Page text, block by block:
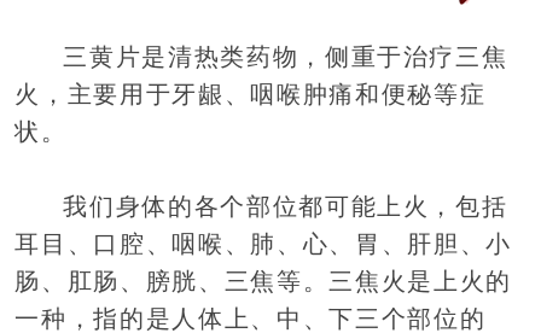
三黄片是清热类药物，侧重于治疗三焦
火，主要用于牙龈、咽喉肿痛和便秘等症
状。
我们身体的各个部位都可能上火，包括
耳目、口腔、咽喉、肺、心、胃、肝胆、小
肠、肛肠、膀胱、三焦等。三焦火是上火的
一种，指的是人体上、中、下三个部位的